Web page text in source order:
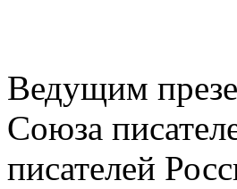
Ведущим
Союза
писателей